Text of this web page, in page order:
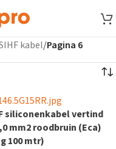
kabel/Pagina 6
siliconenkabel vertind
mm2 roodbruin (Eca)
100 mtr)